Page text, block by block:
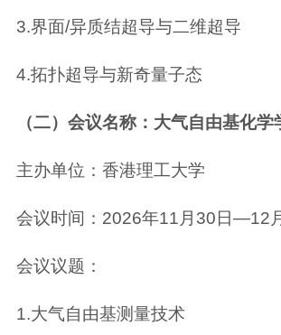
3.界面/异质结超导与二维超导
4.拓扑超导与新奇量子态
（二）会议名称：大气自由基化
主办单位：香港理工大学
会议时间：2026年11月30日—12
会议议题：
1.大气自由基测量技术